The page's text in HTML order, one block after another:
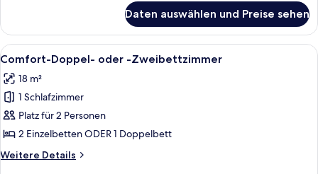
Doppel-
oder
-
Zweibettzimmer
Daten auswählen und Preise sehen
Alle
Fotos
für
Comfort-
Doppel-
oder
-
Zweibettzimmer
Ein Hotelzimmer mit einem Bett,
1
Comfort-Doppel- oder -Zweibettzimmer
18 m²
1 Schlafzimmer
Platz für 2 Personen
2 Einzelbetten ODER 1 Doppelbett
Weitere Details
Weitere